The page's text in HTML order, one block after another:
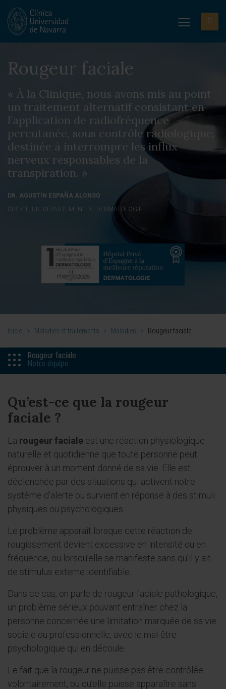
Rougeur faciale
« À la Clinique, nous avons mis au point
un traitement alternatif consistant en
l’application de radiofréquence
percutanée, sous contrôle radiologique,
destinée à interrompre les influx
nerveux responsables de la
transpiration. »
DR. AGUSTÍN ESPAÑA ALONSO
DIRECTEUR. DÉPARTEMENT DE DERMATOLOGIE
Inicio > Maladies et traitements > Maladies > Rougeur faciale
Rougeur faciale
Notre équipe
Qu’est-ce que la rougeur
faciale ?
La rougeur faciale est une réaction physiologique
naturelle et quotidienne que toute personne peut
éprouver à un moment donné de sa vie. Elle est
déclenchée par des situations qui activent notre
système d’alerte ou survient en réponse à des stimuli
physiques ou psychologiques.
Le problème apparaît lorsque cette réaction de
rougissement devient excessive en intensité ou en
fréquence, ou lorsqu’elle se manifeste sans qu’il y ait
de stimulus externe identifiable.
Dans ce cas, on parle de rougeur faciale pathologique,
un problème sérieux pouvant entraîner chez la
personne concernée une limitation marquée de sa vie
sociale ou professionnelle, avec le mal-être
psychologique qui en découle.
Le fait que la rougeur ne puisse pas être contrôlée
volontairement, ou qu’elle puisse apparaître sans